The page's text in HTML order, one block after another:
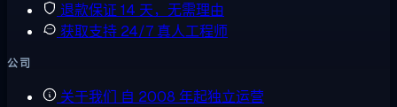
退款保证 14 天，无需理由
获取支持 24/7 真人工程师
公司
关于我们 自 2008 年起独立运营